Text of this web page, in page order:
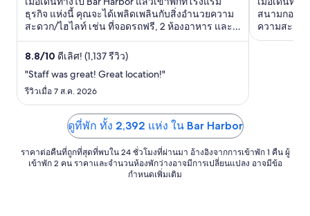
เข้า
พัก
ก.ย.
ธุรกิจ แห่งนี้ คุณจะได้เพลิดเพลินกับสิ่งอำนวยความ
สะดวก/ไฮไลท์ เช่น ที่จอดรถฟรี, 2 ห้องอาหาร และ
ท่าจอดเรือ ผู้เข้าพักที่จองกับเรารีวิวว่าชอบสระว่าย
น้ำและพนักงานเป็นพิเศษ ...
8.8/10 ดีเลิศ! (1,137 รีวิว)
"Staff was great! Great location!"
รีวิวเมื่อ 7 ส.ค. 2026
สนามกอล์ฟ
ความสะดว
ช่องเคเบิล
ดูที่พัก ทั้ง 2,392 แห่ง ใน Bar Harbor
ราคาต่อคืนที่ถูกที่สุดที่พบใน 24 ชั่วโมงที่ผ่านมา อ้างอิงจากการเข้าพัก 1 คืน ผู้
เข้าพัก 2 คน ราคาและจำนวนห้องพักว่างอาจมีการเปลี่ยนแปลง อาจมีข้อ
กำหนดเพิ่มเติม